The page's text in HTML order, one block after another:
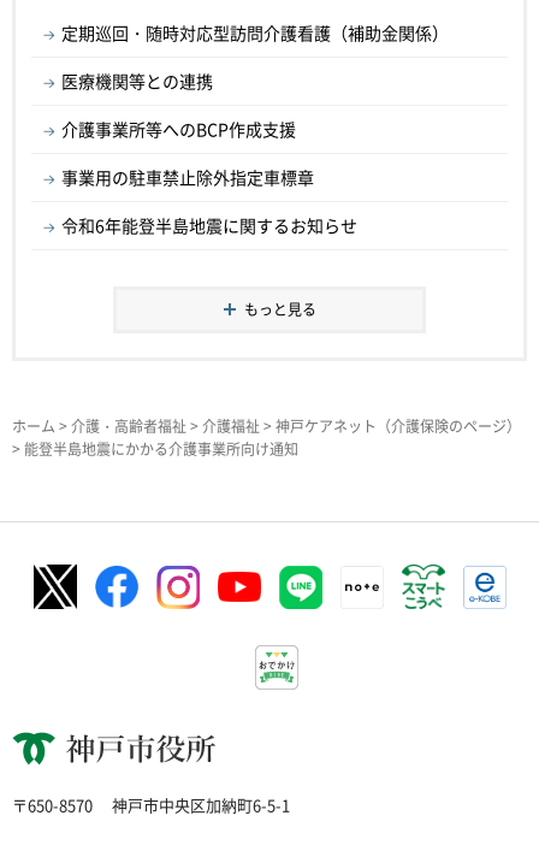
定期巡回・随時対応型訪問介護看護（補助金関係）
医療機関等との連携
介護事業所等へのBCP作成支援
事業用の駐車禁止除外指定車標章
令和6年能登半島地震に関するお知らせ
もっと見る
ホーム > 介護・高齢者福祉 > 介護福祉 > 神戸ケアネット（介護保険のページ）
> 能登半島地震にかかる介護事業所向け通知
神戸市役所
〒650-8570 神戸市中央区加納町6-5-1